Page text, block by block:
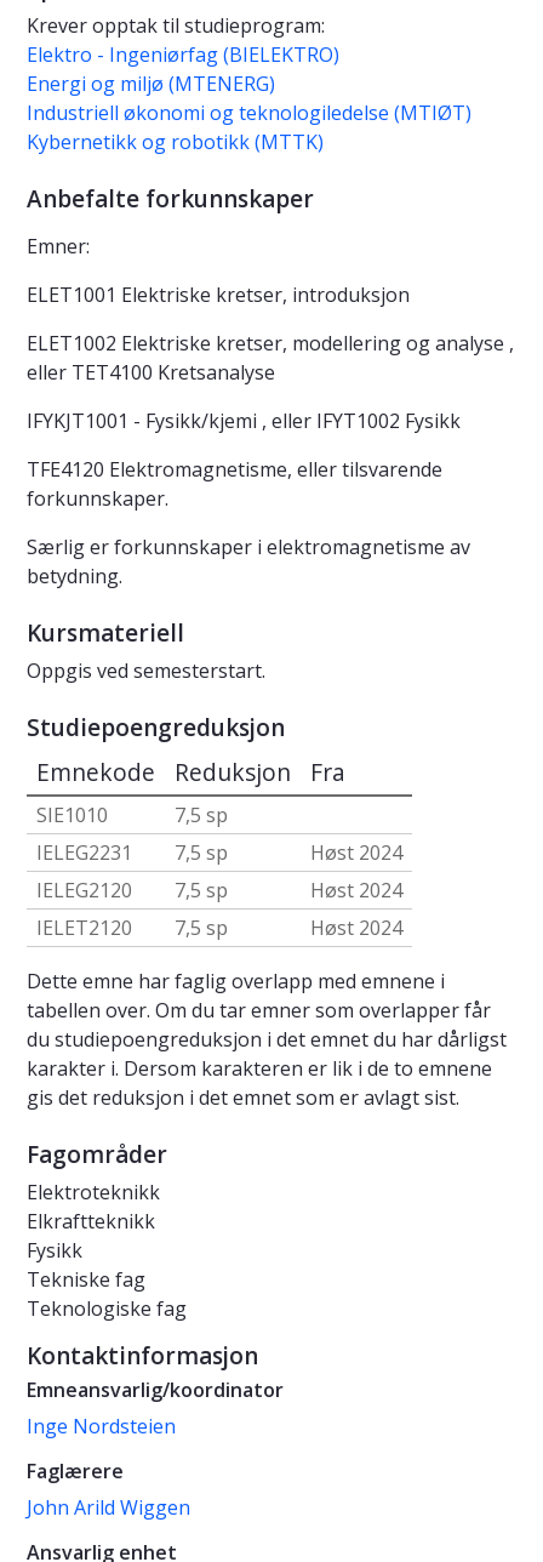
Krever opptak til studieprogram:
Elektro - Ingeniørfag (BIELEKTRO)
Energi og miljø (MTENERG)
Industriell økonomi og teknologiledelse (MTIØT)
Kybernetikk og robotikk (MTTK)
Anbefalte forkunnskaper
Emner:
ELET1001 Elektriske kretser, introduksjon
ELET1002 Elektriske kretser, modellering og analyse ,
eller TET4100 Kretsanalyse
IFYKJT1001 - Fysikk/kjemi , eller IFYT1002 Fysikk
TFE4120 Elektromagnetisme, eller tilsvarende
forkunnskaper.
Særlig er forkunnskaper i elektromagnetisme av
betydning.
Kursmateriell
Oppgis ved semesterstart.
Studiepoengreduksjon
Emnekode Reduksjon Fra
SIE1010
7,5 sp
IELEG2231
7,5 sp
Høst 2024
IELEG2120
7,5 sp
Høst 2024
IELET2120
7,5 sp
Høst 2024
Dette emne har faglig overlapp med emnene i
tabellen over. Om du tar emner som overlapper får
du studiepoengreduksjon i det emnet du har dårligst
karakter i. Dersom karakteren er lik i de to emnene
gis det reduksjon i det emnet som er avlagt sist.
Fagområder
Elektroteknikk
Elkraftteknikk
Fysikk
Tekniske fag
Teknologiske fag
Kontaktinformasjon
Emneansvarlig/koordinator
Inge Nordsteien
Faglærere
John Arild Wiggen
Ansvarlig enhet